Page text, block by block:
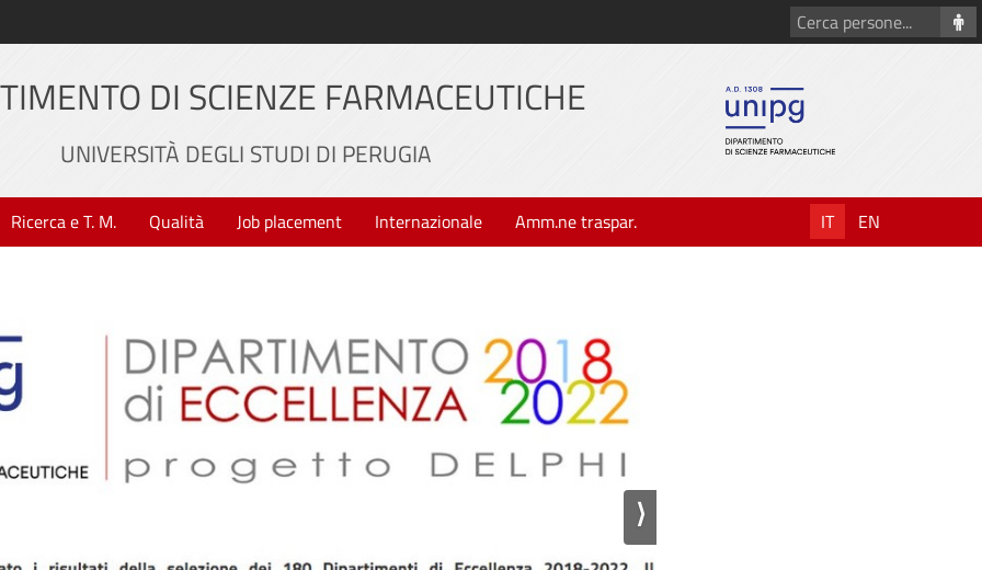
Cerca
persone
DI SCIENZE FARMACEUTICHE
UNIVERSITÀ DEGLI STUDI DI PERUGIA
Ricerca e T. M. Qualità Job placement Internazionale Amm.ne traspar. IT EN
⟩